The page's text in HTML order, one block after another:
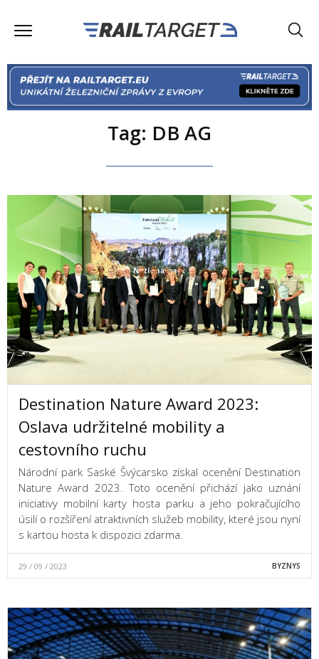
Tag: DB AG
Destination Nature Award 2023:
Oslava udržitelné mobility a
cestovního ruchu
Národní park Saské Švýcarsko získal ocenění Destination
Nature Award 2023. Toto ocenění přichází jako uznání
iniciativy mobilní karty hosta parku a jeho pokračujícího
úsilí o rozšíření atraktivních služeb mobility, které jsou nyní
s kartou hosta k dispozici zdarma.
29 / 09 / 2023 BYZNYS